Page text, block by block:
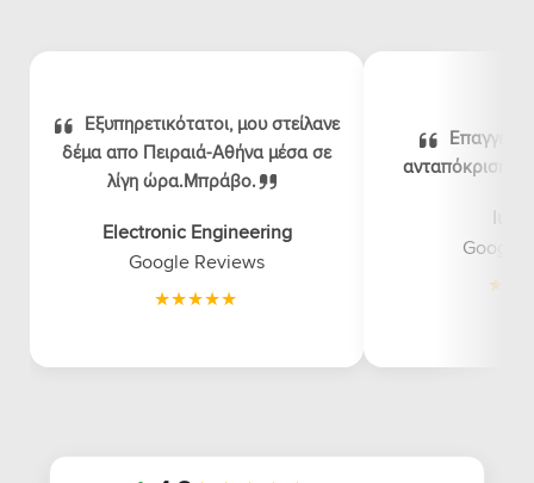
Εξυπηρετικότατοι, μου στείλανε
δέμα απο Πειραιά-Αθήνα μέσα σε
λίγη ώρα.Μπράβο.
Electronic Engineering
Google Reviews
ανταπόκριση,
Google